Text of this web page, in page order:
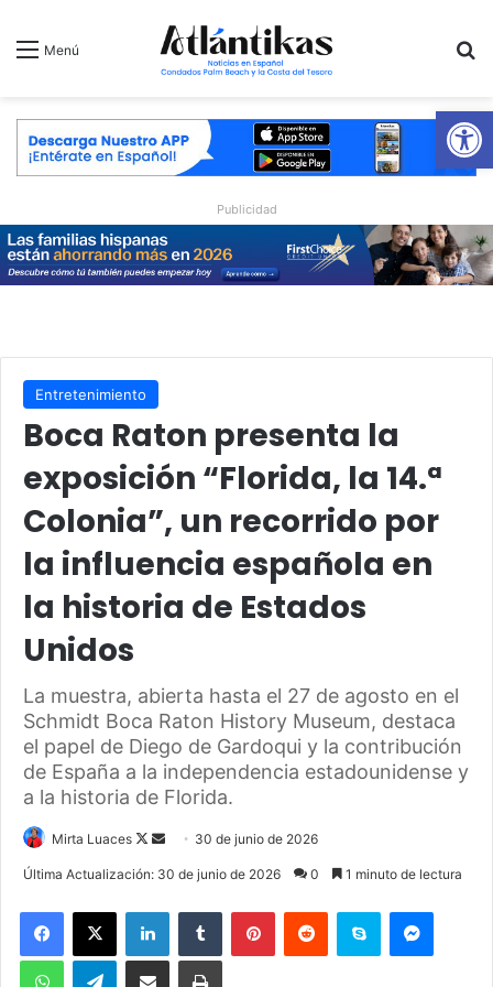
Menú
Publicidad
Entretenimiento
Boca Raton presenta la
exposición “Florida, la 14.ª
Colonia”, un recorrido por
la influencia española en
la historia de Estados
Unidos
La muestra, abierta hasta el 27 de agosto en el
Schmidt Boca Raton History Museum, destaca
el papel de Diego de Gardoqui y la contribución
de España a la independencia estadounidense y
a la historia de Florida.
Mirta Luaces
F
l
o
d
30 de junio de 2026
Última Actualización: 30 de junio de 2026 0 1 minuto de lectura
Telegram